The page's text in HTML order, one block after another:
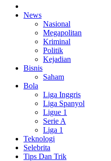
News
Nasional
Megapolitan
Kriminal
Politik
Kejadian
Bisnis
Saham
Bola
Liga Inggris
Liga Spanyol
Ligue 1
Serie A
Liga 1
Teknologi
Selebrita
Tips Dan Trik